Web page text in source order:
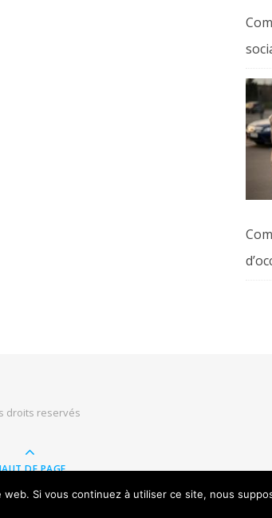
droits reservés
DE PAGE
Si vous continuez à utiliser ce site, nous